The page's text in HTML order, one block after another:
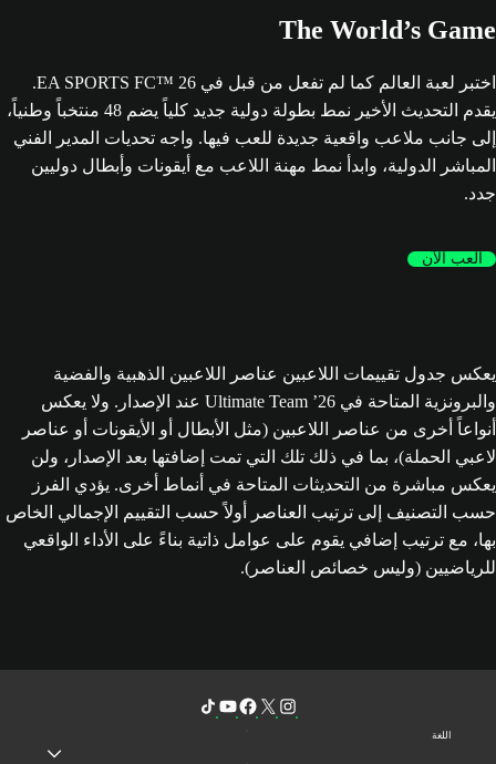
The World’s Game
اختبر لعبة العالم كما لم تفعل من قبل في EA SPORTS FC™ 26.
يقدم التحديث الأخير نمط بطولة دولية جديد كلياً يضم 48 منتخباً وطنياً،
إلى جانب ملاعب واقعية جديدة للعب فيها. واجه تحديات المدير الفني
المباشر الدولية، وابدأ نمط مهنة اللاعب مع أيقونات وأبطال دوليين
جدد.
العب الآن
يعكس جدول تقييمات اللاعبين عناصر اللاعبين الذهبية والفضية
والبرونزية المتاحة في Ultimate Team ’26 عند الإصدار. ولا يعكس
أنواعاً أخرى من عناصر اللاعبين (مثل الأبطال أو الأيقونات أو عناصر
لاعبي الحملة)، بما في ذلك تلك التي تمت إضافتها بعد الإصدار، ولن
يعكس مباشرة من التحديثات المتاحة في أنماط أخرى. يؤدي الفرز
حسب التصنيف إلى ترتيب العناصر أولاً حسب التقييم الإجمالي الخاص
بها، مع ترتيب إضافي يقوم على عوامل ذاتية بناءً على الأداء الواقعي
للرياضيين (وليس خصائص العناصر).
اللغة